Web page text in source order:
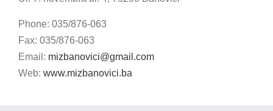
Phone: 035/876-063
Fax: 035/876-063
Email: mizbanovici@gmail.com
Web: www.mizbanovici.ba